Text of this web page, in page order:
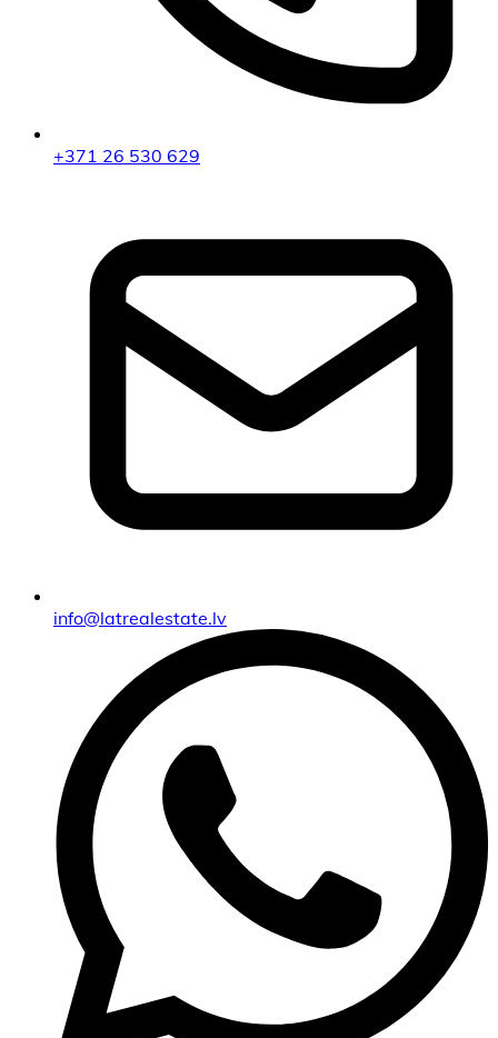
+371 26 530 629
info@latrealestate.lv